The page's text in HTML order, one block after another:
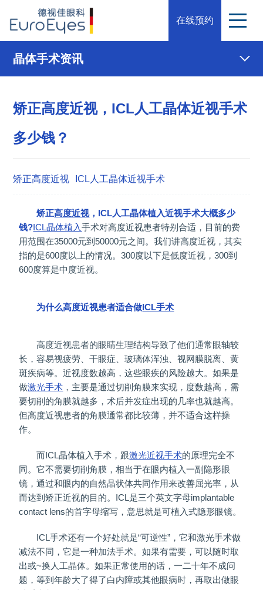
在线预约
晶体手术资讯
矫正高度近视，ICL人工晶体近视手术
多少钱？
矫正高度近视 ICL人工晶体近视手术
矫正高度近视，ICL人工晶体植入近视手术大概多少
钱?ICL晶体植入手术对高度近视患者特别合适，目前的费
用范围在35000元到50000元之间。我们讲高度近视，其实
指的是600度以上的情况。300度以下是低度近视，300到
600度算是中度近视。
为什么高度近视患者适合做ICL手术
高度近视患者的眼睛生理结构导致了他们通常眼轴较
长，容易视疲劳、干眼症、玻璃体浑浊、视网膜脱离、黄
斑疾病等。近视度数越高，这些眼疾的风险越大。如果是
做激光手术 ，主要是通过切削角膜来实现，度数越高，需
要切削的角膜就越多，术后并发症出现的几率也就越高。
但高度近视患者的角膜通常都比较薄，并不适合这样操
作。
而ICL晶体植入手术，跟激光近视手术的原理完全不
同。它不需要切削角膜，相当于在眼内植入一副隐形眼
镜，通过和眼内的自然晶状体共同作用来改善屈光率，从
而达到矫正近视的目的。ICL是三个英文字母implantable
contact lens的首字母缩写，意思就是可植入式隐形眼镜。
ICL手术还有一个好处就是“可逆性”，它和激光手术做
减法不同，它是一种加法手术。如果有需要，可以随时取
出或~换人工晶体。如果正常使用的话，一二十年不成问
题，等到年龄大了得了白内障或其他眼病时，再取出做眼